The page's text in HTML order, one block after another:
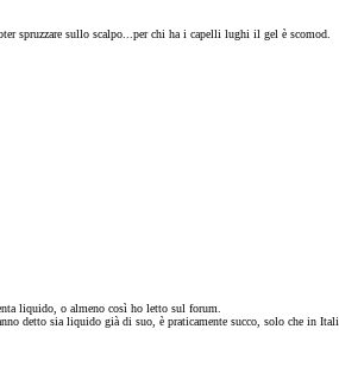
spruzzare sullo scalpo...per chi ha i capelli lughi il gel è scomod.
liquido, o almeno così ho letto sul forum.
detto sia liquido già di suo, è praticamente succo, solo che in